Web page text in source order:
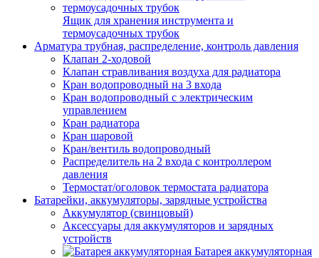
Ящик для хранения инструмента и
термоусадочных трубок
Арматура трубная, распределение, контроль давления
Клапан 2-ходовой
Клапан стравливания воздуха для радиатора
Кран водопроводный на 3 входа
Кран водопроводный с электрическим
управлением
Кран радиатора
Кран шаровой
Кран/вентиль водопроводный
Распределитель на 2 входа с контроллером
давления
Термостат/оголовок термостата радиатора
Батарейки, аккумуляторы, зарядные устройства
Аккумулятор (свинцовый)
Аксессуары для аккумуляторов и зарядных
устройств
Батарея аккумуляторная